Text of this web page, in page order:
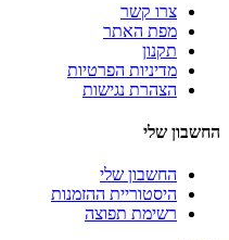
צרו קשר
מפת האתר
תקנון
מדיניות הפרטיות
הצהרת נגישות
החשבון שלי
החשבון שלי
היסטוריית ההזמנות
רשימת תפוצה